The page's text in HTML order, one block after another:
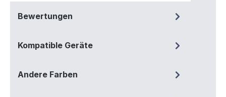
Bewertungen
Kompatible Geräte
Andere Farben